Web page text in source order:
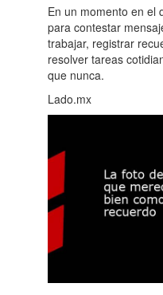
En un momento en el
para contestar
trabajar, registrar
resolver tareas
que nunca.
Lado.mx